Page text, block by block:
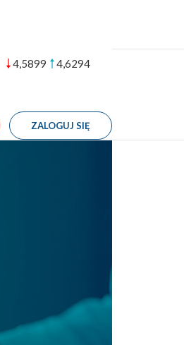
ZALOGUJ SIĘ
4,9982 5,0374